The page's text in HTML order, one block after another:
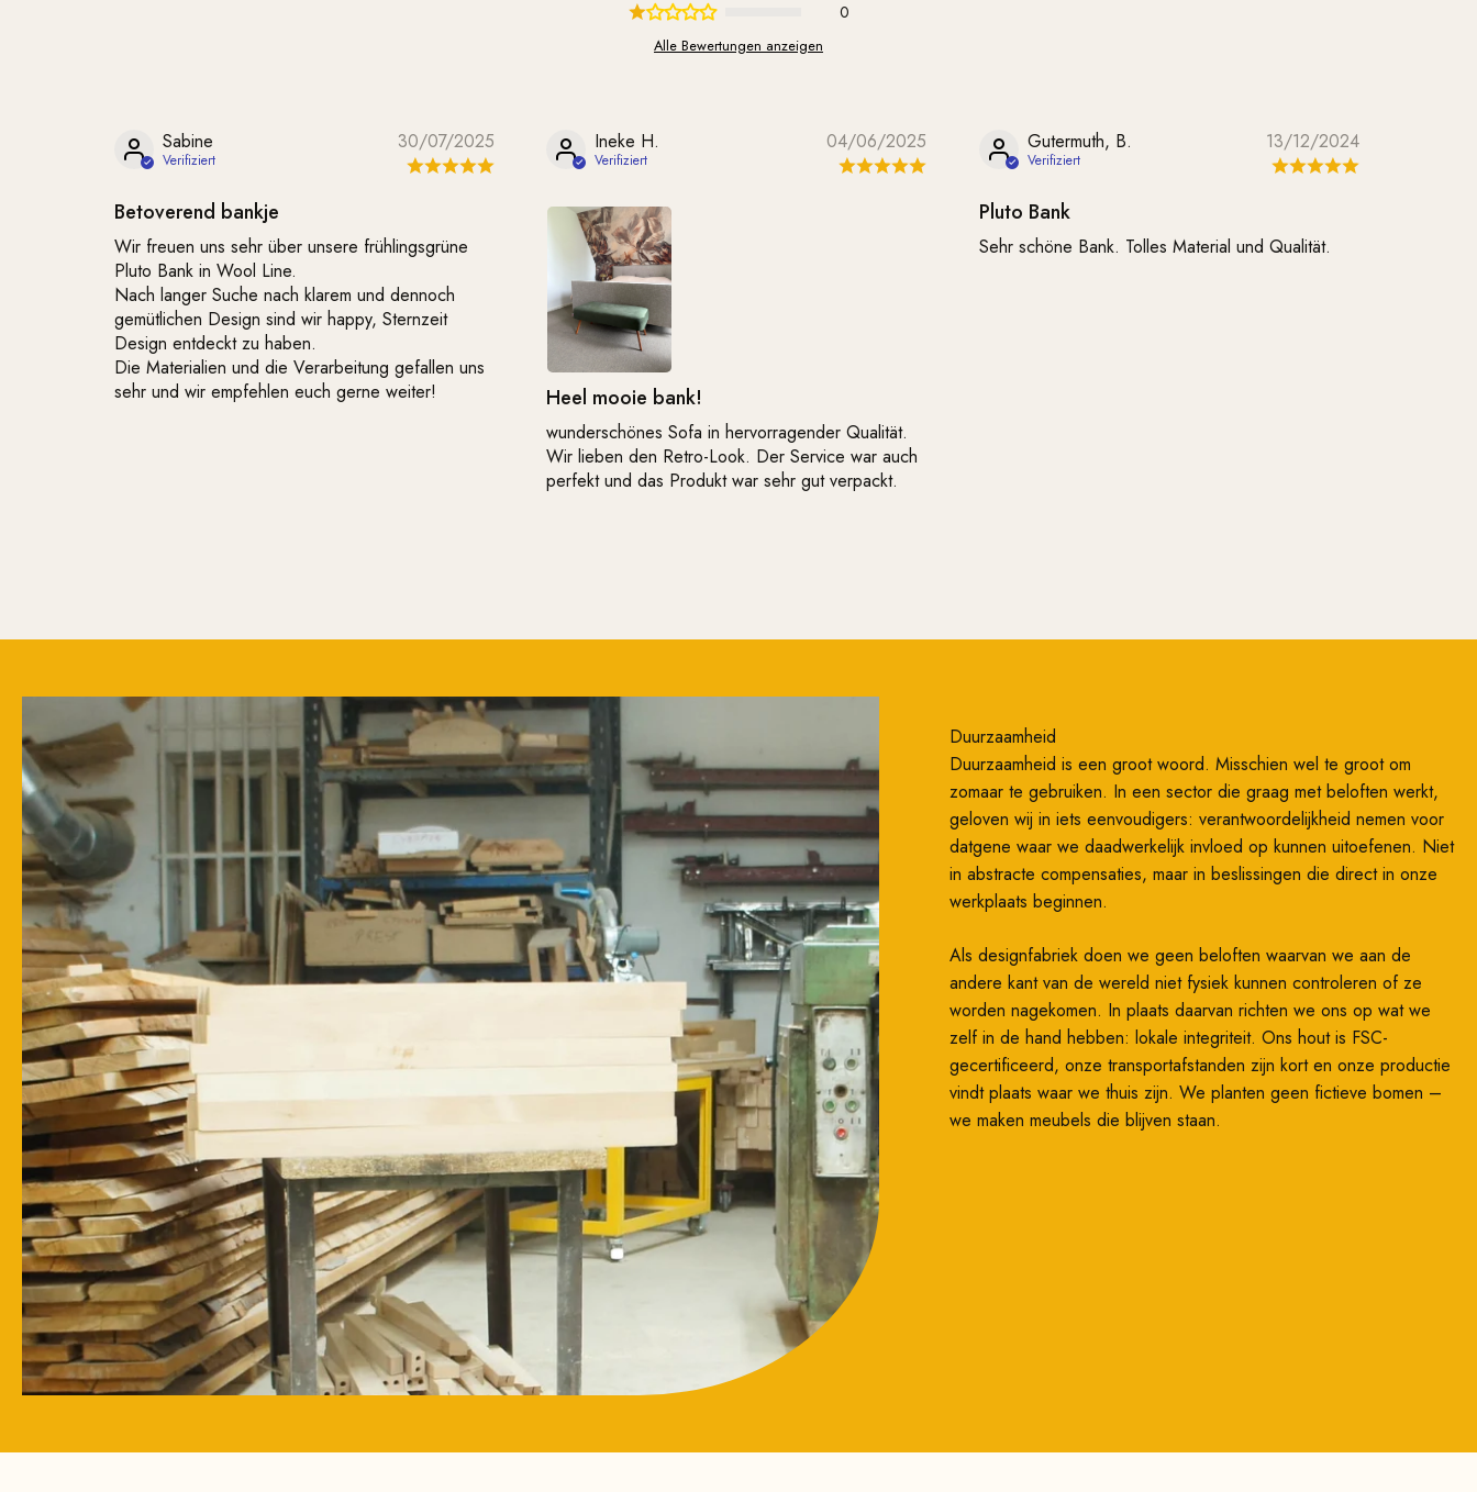
0
Alle Bewertungen anzeigen
30/07/2025
Sabine
Betoverend bankje
Wir freuen uns sehr über unsere frühlingsgrüne
Pluto Bank in Wool Line.
Nach langer Suche nach klarem und dennoch
gemütlichen Design sind wir happy, Sternzeit
Design entdeckt zu haben.
Die Materialien und die Verarbeitung gefallen uns
sehr und wir empfehlen euch gerne weiter!
04/06/2025
Ineke H.
Heel mooie bank!
wunderschönes Sofa in hervorragender Qualität.
Wir lieben den Retro-Look. Der Service war auch
perfekt und das Produkt war sehr gut verpackt.
13/12/2024
Gutermuth, B.
Pluto Bank
Sehr schöne Bank. Tolles Material und Qualität.
Duurzaamheid
Duurzaamheid is een groot woord. Misschien wel te groot om
zomaar te gebruiken. In een sector die graag met beloften werkt,
geloven wij in iets eenvoudigers: verantwoordelijkheid nemen voor
datgene waar we daadwerkelijk invloed op kunnen uitoefenen. Niet
in abstracte compensaties, maar in beslissingen die direct in onze
werkplaats beginnen.
Als designfabriek doen we geen beloften waarvan we aan de
andere kant van de wereld niet fysiek kunnen controleren of ze
worden nagekomen. In plaats daarvan richten we ons op wat we
zelf in de hand hebben: lokale integriteit. Ons hout is FSC-
gecertificeerd, onze transportafstanden zijn kort en onze productie
vindt plaats waar we thuis zijn. We planten geen fictieve bomen –
we maken meubels die blijven staan.